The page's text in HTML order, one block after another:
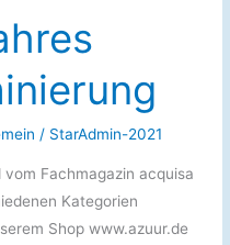
/ StarAdmin-2021
vom Fachmagazin acquisa
Kategorien
Shop www.azuur.de